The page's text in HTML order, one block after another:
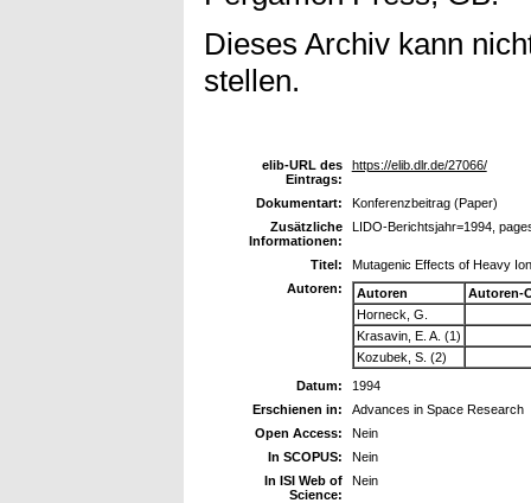
Dieses Archiv kann
stellen.
elib-URL des
Eintrags:
https://elib.dlr.de/27066/
Dokumentart:
Konferenzbeitrag (Paper)
Zusätzliche
Informationen:
LIDO-Berichtsjahr=1994,
Titel:
Mutagenic Effects of Heavy
Autoren:
Autoren
Autoren-
Horneck, G.
Krasavin, E. A. (1)
Kozubek, S. (2)
Datum:
1994
Erschienen in:
Advances in Space Research
Open Access:
Nein
In SCOPUS:
Nein
In ISI Web of
Science:
Nein